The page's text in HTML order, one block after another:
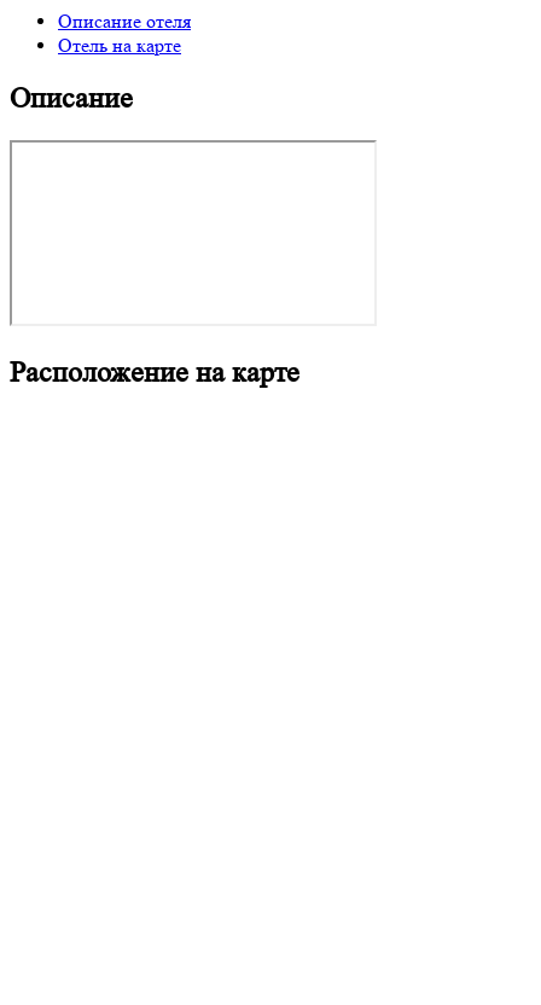
Описание отеля
Отель на карте
Описание
Расположение на карте